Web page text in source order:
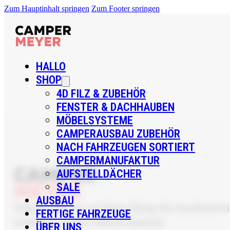
Zum Hauptinhalt springen Zum Footer springen
HALLO
SHOP
4D FILZ & ZUBEHÖR
FENSTER & DACHHAUBEN
MÖBELSYSTEME
CAMPERAUSBAU ZUBEHÖR
NACH FAHRZEUGEN SORTIERT
CAMPERMANUFAKTUR
AUFSTELLDÄCHER
SALE
AUSBAU
FERTIGE FAHRZEUGE
ÜBER UNS
CamperMeyer ist Dein Shop für
sondern sicher bauen kannst.